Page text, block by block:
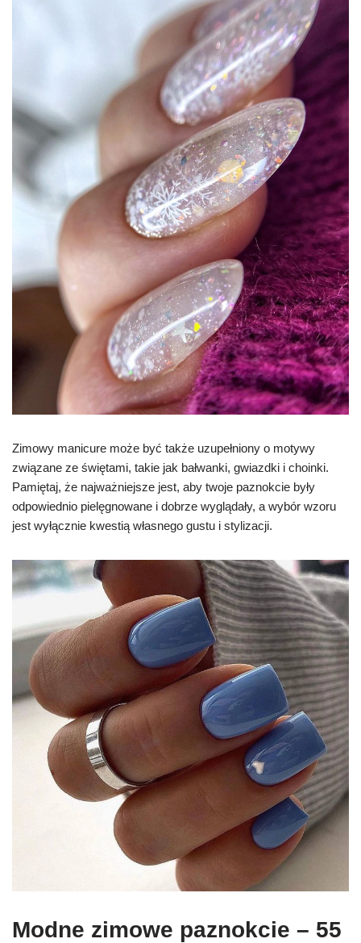
Zimowy manicure może być także uzupełniony o motywy
związane ze świętami, takie jak bałwanki, gwiazdki i choinki.
Pamiętaj, że najważniejsze jest, aby twoje paznokcie były
odpowiednio pielęgnowane i dobrze wyglądały, a wybór wzoru
jest wyłącznie kwestią własnego gustu i stylizacji.
Modne zimowe paznokcie – 55